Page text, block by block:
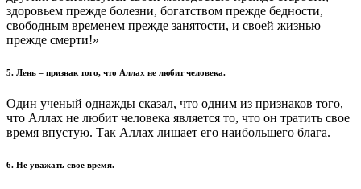
здоровьем прежде болезни, богатством прежде бедности,
свободным временем прежде занятости, и своей жизнью
прежде смерти!»
5. Лень – признак того, что Аллах не любит человека.
Один ученый однажды сказал, что одним из признаков того,
что Аллах не любит человека является то, что он тратить свое
время впустую. Так Аллах лишает его наибольшего блага.
6. Не уважать свое время.